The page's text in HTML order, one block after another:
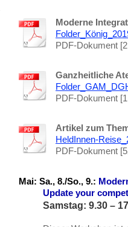
Moderne
PDF-Dokument
Ganzheitliche
PDF-Dokument
Artikel zum
HeldInnen-
PDF-Dokument
Mai: Sa., 8./So., 9.:
Update your
Samstag: 9.30 –